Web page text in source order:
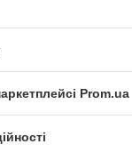
Prom.ua